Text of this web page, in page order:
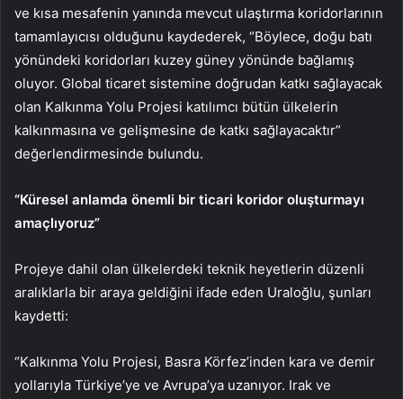
ve kısa mesafenin yanında mevcut ulaştırma koridorlarının
tamamlayıcısı olduğunu kaydederek, “Böylece, doğu batı
yönündeki koridorları kuzey güney yönünde bağlamış
oluyor. Global ticaret sistemine doğrudan katkı sağlayacak
olan Kalkınma Yolu Projesi katılımcı bütün ülkelerin
kalkınmasına ve gelişmesine de katkı sağlayacaktır”
değerlendirmesinde bulundu.
“Küresel anlamda önemli bir ticari koridor oluşturmayı
amaçlıyoruz”
Projeye dahil olan ülkelerdeki teknik heyetlerin düzenli
aralıklarla bir araya geldiğini ifade eden Uraloğlu, şunları
kaydetti:
“Kalkınma Yolu Projesi, Basra Körfez’inden kara ve demir
yollarıyla Türkiye’ye ve Avrupa’ya uzanıyor. Irak ve